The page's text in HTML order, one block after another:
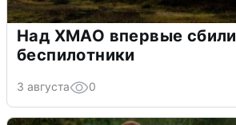
Над ХМАО впервые сбили
беспилотники
3 августа 0